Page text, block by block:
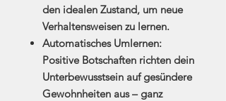
den idealen Zustand, um neue
Verhaltensweisen zu lernen.
Automatisches Umlernen:
Positive Botschaften richten dein
Unterbewusstsein auf gesündere
Gewohnheiten aus – ganz